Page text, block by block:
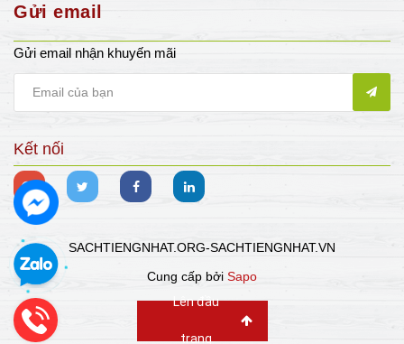
Gửi email
Gửi email nhận khuyến mãi
Kết nối
SACHTIENGNHAT.ORG-SACHTIENGNHAT.VN
Cung cấp bởi Sapo
Lên đầu
trang